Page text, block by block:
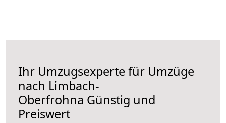
Ihr Umzugsexperte für Umzüge
nach Limbach-
Oberfrohna Günstig und
Preiswert